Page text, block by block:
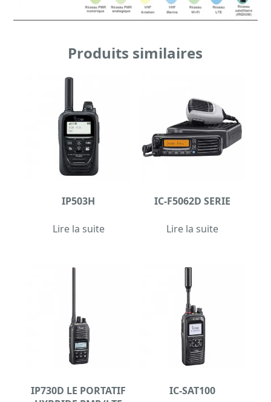
Produits similaires
IP503H
Lire la suite
IC-F5062D SERIE
Lire la suite
IP730D LE PORTATIF
IC-SAT100